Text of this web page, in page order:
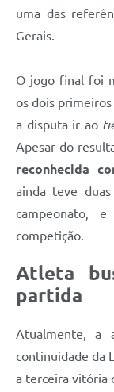
uma das
Gerais.
O jogo final foi
os dois
a disputa ir ao
Apesar do
reconhecida
ainda teve
campeonato,
competição.
Atleta
partida
Atualmente, a
continuidade da
a terceira vitória